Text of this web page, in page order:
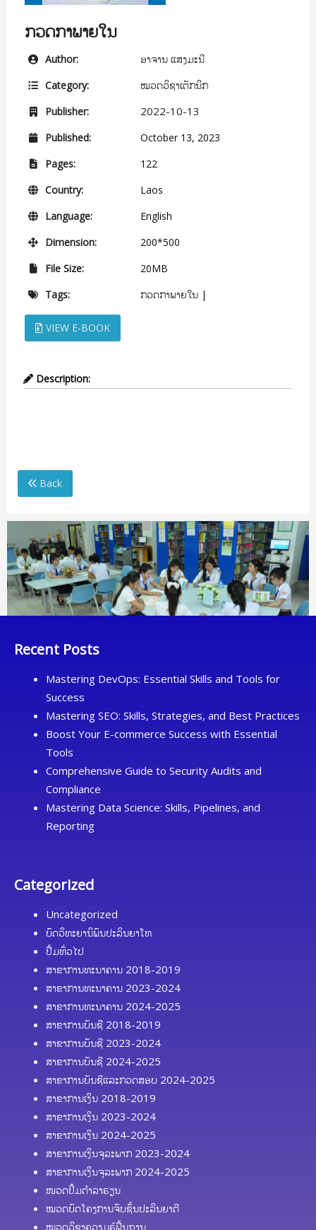
ກວດກາພາຍໃນ
Author: ອາຈານ ແສງມະນີ
Category: ໝວດວິຊາເຕັກນິກ
Publisher: 2022-10-13
Published:
October 13, 2023
Pages:
122
Country:
Laos
Language:
English
Dimension:
200*500
File Size:
20MB
Tags:
ກວດກາພາຍໃນ|
VIEW E-BOOK
Description:
Back
Recent Posts
Mastering DevOps: Essential Skills and Tools for
Success
Mastering SEO: Skills, Strategies, and Best Practices
Boost Your E-commerce Success with Essential
Tools
Comprehensive Guide to Security Audits and
Compliance
Mastering Data Science: Skills, Pipelines, and
Reporting
Categorized
Uncategorized
ບົດວິທະຍານິພົນປະລິນຍາໂທ
ປື້ມທົ່ວໄປ
ສາຂາການທະນາຄານ 2018-2019
ສາຂາການທະນາຄານ 2023-2024
ສາຂາການທະນາຄານ 2024-2025
ສາຂາການບັນຊີ 2018-2019
ສາຂາການບັນຊີ 2023-2024
ສາຂາການບັນຊີ 2024-2025
ສາຂາການບັນຊີແລະກວດສອບ 2024-2025
ສາຂາການເງິນ 2018-2019
ສາຂາການເງິນ 2023-2024
ສາຂາການເງິນ 2024-2025
ສາຂາການເງິນຈຸລະພາກ 2023-2024
ສາຂາການເງິນຈຸລະພາກ 2024-2025
ໜວດປຶ້ມຕຳລາຮຽນ
ໝວດບົດໂຄງການຈົບຊັ້ນປະລິນຍາຕີ
ໝວດວິຊາຄວາມຮູ້ຟື້ນຖານ